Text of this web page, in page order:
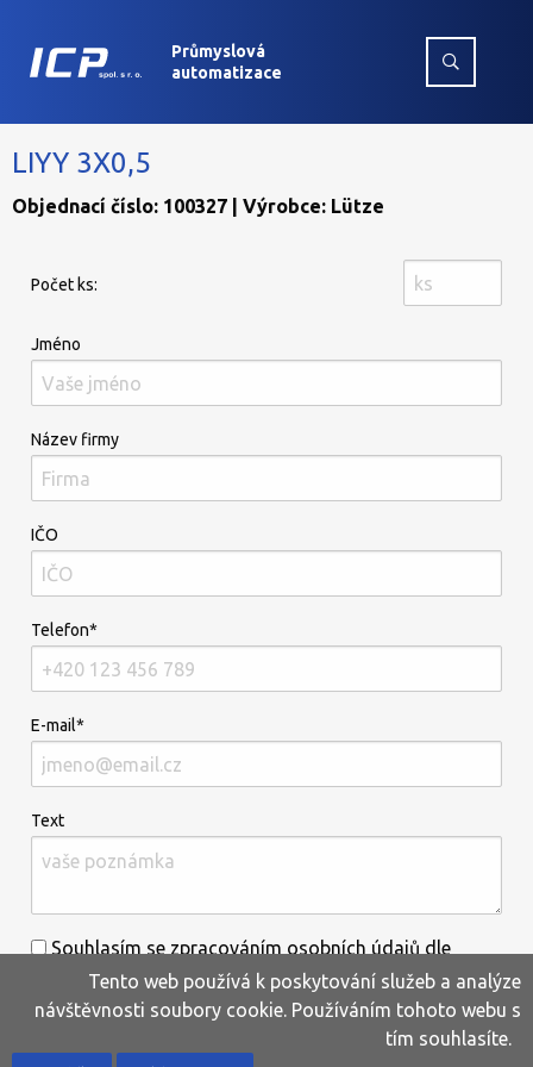
Průmyslová
automatizace
LIYY 3X0,5
Objednací číslo: 100327 | Výrobce: Lütze
Počet ks:
Jméno
Název firmy
IČO
Telefon*
E-mail*
Text
Souhlasím se zpracováním osobních údajů dle
informací uvedenýchzde.*
Tento web používá k poskytování služeb a analýze
návštěvnosti soubory cookie. Používáním tohoto webu s
tím souhlasíte.